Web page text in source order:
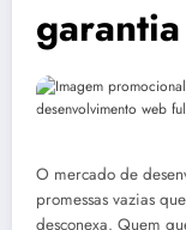
O mercado de
promessas vazias
desconexa. Quem